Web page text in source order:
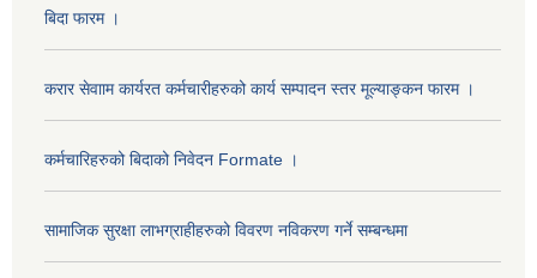
बिदा फारम ।
करार सेवााम कार्यरत कर्मचारीहरुको कार्य सम्पादन स्तर मूल्याङ्कन फारम ।
कर्मचारिहरुको बिदाको निवेदन Formate ।
सामाजिक सुरक्षा लाभग्राहीहरुको विवरण नविकरण गर्ने सम्बन्धमा